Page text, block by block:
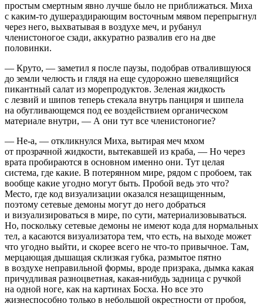
простым смертным явно лучше было не приближаться. Миха
с каким-то душераздирающим восточным мявом перепрыгнул
через него, выхватывая в воздухе меч, и рубанул
членистоногое сзади, аккуратно развалив его на две
половинки.
— Круто, — заметил я после паузы, подобрав отвалившуюся
до земли челюсть и глядя на еще судорожно шевелящийся
пикантный салат из морепродуктов. Зеленая жидкость
с лезвий и шипов теперь стекала внутрь панциря и шипела
на обугливающемся под ее воздействием органическом
материале внутри, — А они тут все членистоногие?
— Не-а, — откликнулся Миха, вытирая меч мхом
от прозрачной жидкости, вытекавшей из краба, — Но через
врата пробираются в основном именно они. Тут целая
система, где какие. В потерянном мире, рядом с пробоем, так
вообще какие угодно могут быть. Пробой ведь это что?
Место, где код визуализации оказался незащищенным,
поэтому сетевые демоны могут до него добраться
и визуализироваться в мире, по сути, материализовываться.
Но, поскольку сетевые демоны не имеют кода для нормальных
тел, а касаются визуализатора тем, что есть, на выходе может
что угодно выйти, и скорее всего не что-то привычное. Там,
мерцающая дышащая склизкая губка, размытое пятно
в воздухе неправильной формы, вроде призрака, дымка какая
причудливая разноцветная, какая-нибудь задница с ручкой
на одной ноге, как на картинах Босха. Но все это
жизнеспособно только в небольшой окрестности от пробоя,